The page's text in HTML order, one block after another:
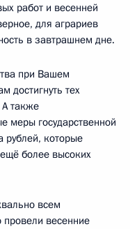
работ и весенней
для аграриев
в завтрашнем дне.
при Вашем
достигнуть тех
А также
меры государственной
которые
более высоких
всем
весенние